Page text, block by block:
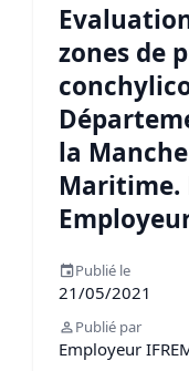
zones de
la
Maritime.
Publié le
21/05/2021
Publié par
Employeur